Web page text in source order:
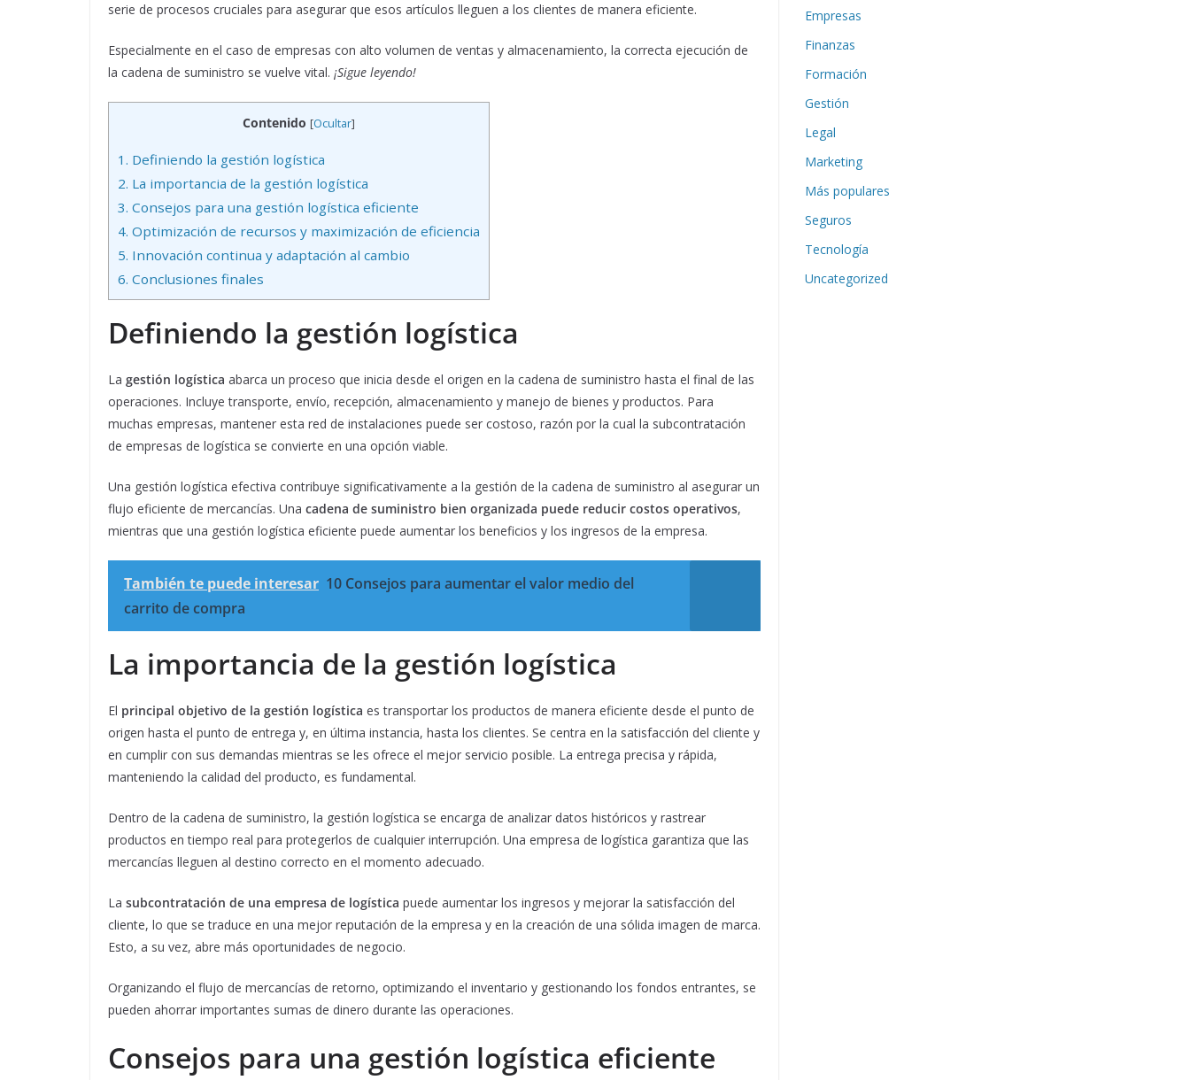
serie de procesos cruciales para asegurar que esos artículos lleguen a los clientes de manera eficiente.
Especialmente en el caso de empresas con alto volumen de ventas y almacenamiento, la correcta ejecución de
la cadena de suministro se vuelve vital. ¡Sigue leyendo!
Contenido [Ocultar]
1. Definiendo la gestión logística
2. La importancia de la gestión logística
3. Consejos para una gestión logística eficiente
4. Optimización de recursos y maximización de eficiencia
5. Innovación continua y adaptación al cambio
6. Conclusiones finales
Definiendo la gestión logística
La gestión logística abarca un proceso que inicia desde el origen en la cadena de suministro hasta el final de las
operaciones. Incluye transporte, envío, recepción, almacenamiento y manejo de bienes y productos. Para
muchas empresas, mantener esta red de instalaciones puede ser costoso, razón por la cual la subcontratación
de empresas de logística se convierte en una opción viable.
Una gestión logística efectiva contribuye significativamente a la gestión de la cadena de suministro al asegurar un
flujo eficiente de mercancías. Una cadena de suministro bien organizada puede reducir costos operativos,
mientras que una gestión logística eficiente puede aumentar los beneficios y los ingresos de la empresa.
También te puede interesar 10 Consejos para aumentar el valor medio del
carrito de compra
La importancia de la gestión logística
El principal objetivo de la gestión logística es transportar los productos de manera eficiente desde el punto de
origen hasta el punto de entrega y, en última instancia, hasta los clientes. Se centra en la satisfacción del cliente y
en cumplir con sus demandas mientras se les ofrece el mejor servicio posible. La entrega precisa y rápida,
manteniendo la calidad del producto, es fundamental.
Dentro de la cadena de suministro, la gestión logística se encarga de analizar datos históricos y rastrear
productos en tiempo real para protegerlos de cualquier interrupción. Una empresa de logística garantiza que las
mercancías lleguen al destino correcto en el momento adecuado.
La subcontratación de una empresa de logística puede aumentar los ingresos y mejorar la satisfacción del
cliente, lo que se traduce en una mejor reputación de la empresa y en la creación de una sólida imagen de marca.
Esto, a su vez, abre más oportunidades de negocio.
Organizando el flujo de mercancías de retorno, optimizando el inventario y gestionando los fondos entrantes, se
pueden ahorrar importantes sumas de dinero durante las operaciones.
Consejos para una gestión logística eficiente
Empresas
Finanzas
Formación
Gestión
Legal
Marketing
Más populares
Seguros
Tecnología
Uncategorized